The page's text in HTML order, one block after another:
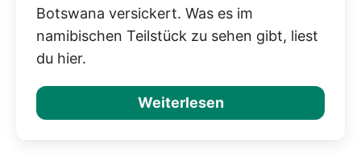
Botswana versickert. Was es im
namibischen Teilstück zu sehen gibt, liest
du hier.
Weiterlesen